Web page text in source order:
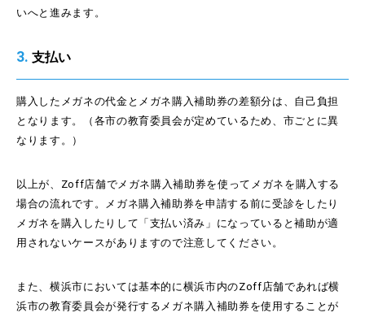
いへと進みます。
3. 支払い
購入したメガネの代金とメガネ購入補助券の差額分は、自己負担
となります。（各市の教育委員会が定めているため、市ごとに異
なります。）
以上が、Zoff店舗でメガネ購入補助券を使ってメガネを購入する
場合の流れです。メガネ購入補助券を申請する前に受診をしたり
メガネを購入したりして「支払い済み」になっていると補助が適
用されないケースがありますので注意してください。
また、横浜市においては基本的に横浜市内のZoff店舗であれば横
浜市の教育委員会が発行するメガネ購入補助券を使用することが